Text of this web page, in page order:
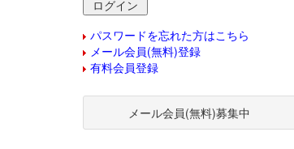
パスワードを忘れた方はこちら
メール会員(無料)登録
有料会員登録
メール会員(無料)募集中